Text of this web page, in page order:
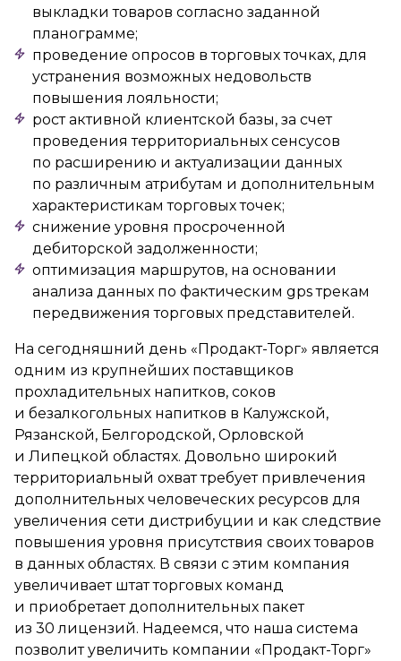
выкладки товаров согласно заданной
планограмме;
проведение опросов в торговых точках, для
устранения возможных недовольств
повышения лояльности;
рост активной клиентской базы, за счет
проведения территориальных сенсусов
по расширению и актуализации данных
по различным атрибутам и дополнительным
характеристикам торговых точек;
снижение уровня просроченной
дебиторской задолженности;
оптимизация маршрутов, на основании
анализа данных по фактическим gps трекам
передвижения торговых представителей.
На сегодняшний день «Продакт-Торг» является
одним из крупнейших поставщиков
прохладительных напитков, соков
и безалкогольных напитков в Калужской,
Рязанской, Белгородской, Орловской
и Липецкой областях. Довольно широкий
территориальный охват требует привлечения
дополнительных человеческих ресурсов для
увеличения сети дистрибуции и как следствие
повышения уровня присутствия своих товаров
в данных областях. В связи с этим компания
увеличивает штат торговых команд
и приобретает дополнительных пакет
из 30 лицензий. Надеемся, что наша система
позволит увеличить компании «Продакт-Торг»